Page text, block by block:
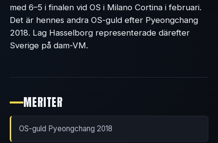
med 6–5 i finalen vid OS i Milano Cortina i februari.
Det är hennes andra OS-guld efter Pyeongchang
2018. Lag Hasselborg representerade därefter
Sverige på dam-VM.
MERITER
OS-guld Pyeongchang 2018